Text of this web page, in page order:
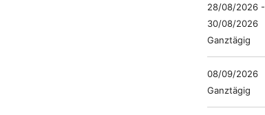
28/08/2026 -
30/08/2026
Ganztägig
08/09/2026
Ganztägig